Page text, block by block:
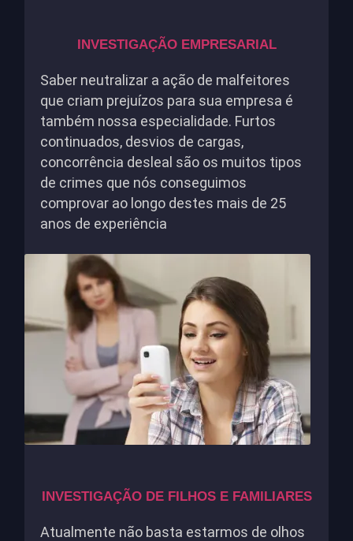
INVESTIGAÇÃO EMPRESARIAL
Saber neutralizar a ação de malfeitores
que criam prejuízos para sua empresa é
também nossa especialidade. Furtos
continuados, desvios de cargas,
concorrência desleal são os muitos tipos
de crimes que nós conseguimos
comprovar ao longo destes mais de 25
anos de experiência
INVESTIGAÇÃO DE FILHOS E FAMILIARES
Atualmente não basta estarmos de olhos